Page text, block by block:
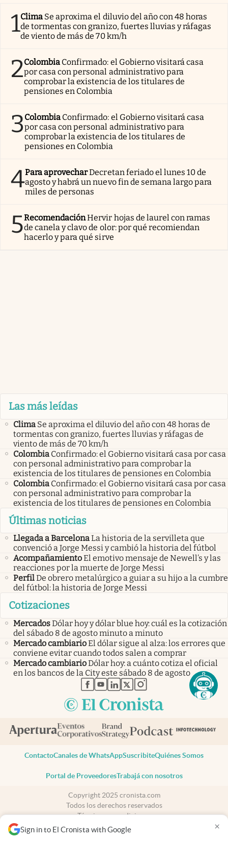
Sign in to El Cronista with Google ×
1Clima Se aproxima el diluvio del año con 48 horas
de tormentas con granizo, fuertes lluvias y ráfagas
de viento de más de 70 km/h
2Colombia Confirmado: el Gobierno visitará casa
por casa con personal administrativo para
comprobar la existencia de los titulares de
pensiones en Colombia
3Colombia Confirmado: el Gobierno visitará casa
por casa con personal administrativo para
comprobar la existencia de los titulares de
pensiones en Colombia
4Para aprovecharDecretan feriado el lunes 10 de
agosto y habrá un nuevo fin de semana largo para
miles de personas
5RecomendaciónHervir hojas de laurel con ramas
de canela y clavo de olor: por qué recomiendan
hacerlo y para qué sirve
Las más leídas
Clima Se aproxima el diluvio del año con 48 horas de
tormentas con granizo, fuertes lluvias y ráfagas de
viento de más de 70 km/h
Colombia Confirmado: el Gobierno visitará casa por casa
con personal administrativo para comprobar la
existencia de los titulares de pensiones en Colombia
Colombia Confirmado: el Gobierno visitará casa por casa
con personal administrativo para comprobar la
existencia de los titulares de pensiones en Colombia
Últimas noticias
Llegada a BarcelonaLa historia de la servilleta que
convenció a Jorge Messi y cambió la historia del fútbol
AcompañamientoEl emotivo mensaje de Newell’s y las
reacciones por la muerte de Jorge Messi
PerfilDe obrero metalúrgico a guiar a su hijo a la cumbre
del fútbol: la historia de Jorge Messi
Cotizaciones
MercadosDólar hoy y dólar blue hoy: cuál es la cotización
del sábado 8 de agosto minuto a minuto
Mercado cambiarioEl dólar sigue al alza: los errores que
conviene evitar cuando todos salen a comprar
Mercado cambiarioDólar hoy: a cuánto cotiza el oficial
en los bancos de la City este sábado 8 de agosto
abre en nueva pestaña
abre en nueva pestaña
abre en nueva pestaña
abre en nueva pestaña
abre en nueva pestaña
ContactoCanales de WhatsAppSuscribiteQuiénes Somos
Portal de ProveedoresTrabajá con nosotros
Copyright 2025 cronista.com
Todos los derechos reservados
Términos y condiciones
Privacidad
Consentimiento